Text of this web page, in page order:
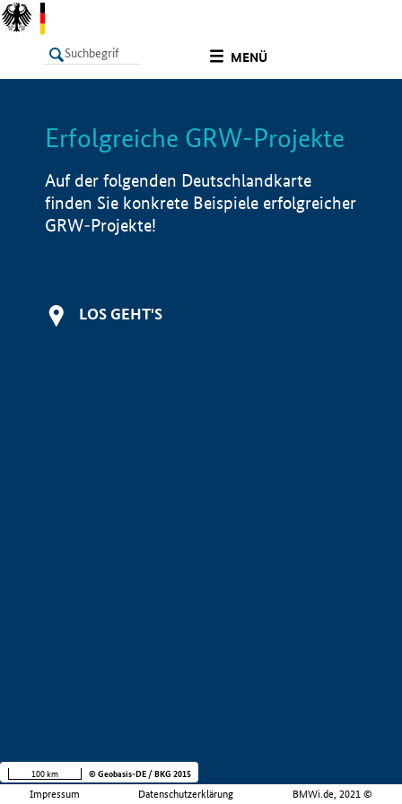
MENÜ
LISTE Info
Erfolgreiche GRW-Projekte
Auf der folgenden Deutschlandkarte
finden Sie konkrete Beispiele erfolgreicher
GRW-Projekte!
LOS GEHT'S
Impressum Datenschutzerklärung BMWi.de, 2021 ©
100 km © Geobasis-DE / BKG 2015